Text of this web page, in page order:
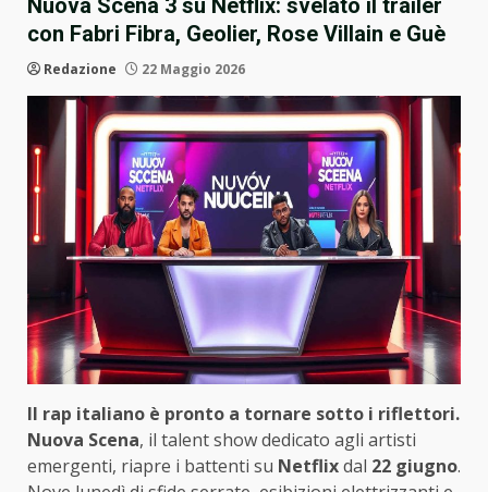
Nuova Scena 3 su Netflix: svelato il trailer
con Fabri Fibra, Geolier, Rose Villain e Guè
Redazione 22 Maggio 2026
Il rap italiano è pronto a tornare sotto i riflettori.
Nuova Scena, il talent show dedicato agli artisti
emergenti, riapre i battenti su Netflixdal 22 giugno.